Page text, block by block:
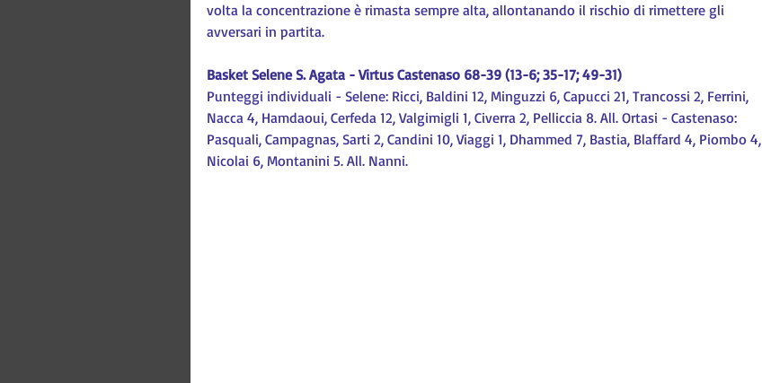
volta la concentrazione è rimasta sempre alta, allontanando il rischio di rimettere gli
avversari in partita.
Basket Selene S. Agata - Virtus Castenaso 68-39 (13-6; 35-17; 49-31)
Punteggi individuali - Selene: Ricci, Baldini 12, Minguzzi 6, Capucci 21, Trancossi 2, Ferrini,
Nacca 4, Hamdaoui, Cerfeda 12, Valgimigli 1, Civerra 2, Pelliccia 8. All. Ortasi - Castenaso:
Pasquali, Campagnas, Sarti 2, Candini 10, Viaggi 1, Dhammed 7, Bastia, Blaffard 4, Piombo 4,
Nicolai 6, Montanini 5. All. Nanni.